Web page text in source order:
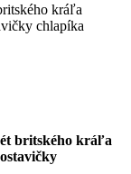
kráľa
chlapíka
britského kráľa